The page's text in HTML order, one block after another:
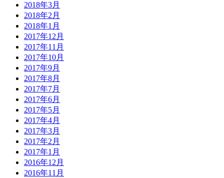
2018年3月
2018年2月
2018年1月
2017年12月
2017年11月
2017年10月
2017年9月
2017年8月
2017年7月
2017年6月
2017年5月
2017年4月
2017年3月
2017年2月
2017年1月
2016年12月
2016年11月